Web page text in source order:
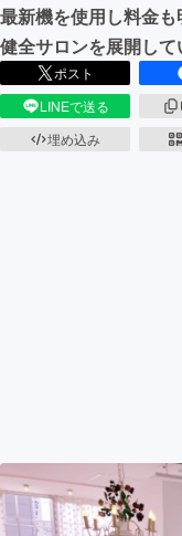
CAMPFIRE for
CAMPFIRE
最新機を使用し料金
健全サロンを展開し
ポスト
LINEで送る
埋め込み